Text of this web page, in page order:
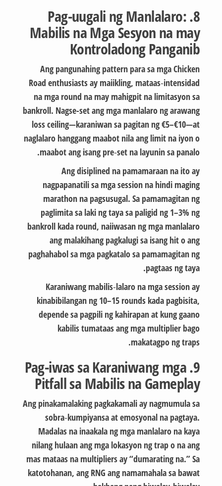
8. Pag-uugali ng Manlalaro:
Mabilis na Mga Sesyon na may
Kontroladong Panganib
Ang pangunahing pattern para sa mga Chicken
Road enthusiasts ay maiikling, mataas‑intensidad
na mga round na may mahigpit na limitasyon sa
bankroll. Nagse-set ang mga manlalaro ng arawang
loss ceiling—karaniwan sa pagitan ng €5–€10—at
naglalaro hanggang maabot nila ang limit na iyon o
maabot ang isang pre‑set na layunin sa panalo.
Ang disiplined na pamamaraan na ito ay
nagpapanatili sa mga session na hindi maging
marathon na pagsusugal. Sa pamamagitan ng
paglimita sa laki ng taya sa paligid ng 1–3% ng
bankroll kada round, naiiwasan ng mga manlalaro
ang malakihang pagkalugi sa isang hit o ang
paghahabol sa mga pagkatalo sa pamamagitan ng
pagtaas ng taya.
Karaniwang mabilis‑lalaro na mga session ay
kinabibilangan ng 10–15 rounds kada pagbisita,
depende sa pagpili ng kahirapan at kung gaano
kabilis tumataas ang mga multiplier bago
makatagpo ng traps.
9. Pag-iwas sa Karaniwang mga
Pitfall sa Mabilis na Gameplay
Ang pinakamalaking pagkakamali ay nagmumula sa
sobra‑kumpiyansa at emosyonal na pagtaya.
Madalas na inaakala ng mga manlalaro na kaya
nilang hulaan ang mga lokasyon ng trap o na ang
mas mataas na multipliers ay “dumarating na.” Sa
katotohanan, ang RNG ang namamahala sa bawat